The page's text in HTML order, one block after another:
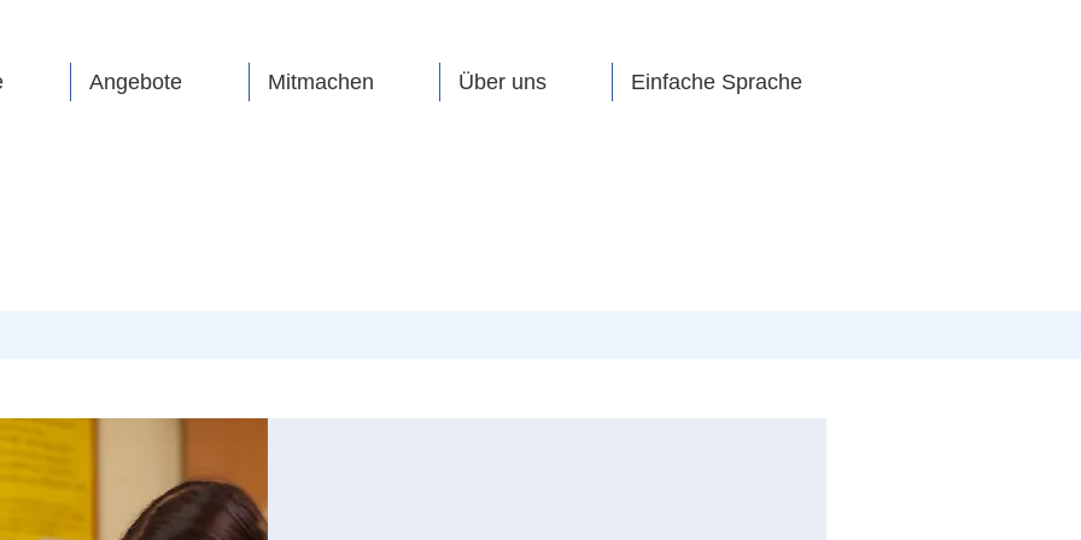
Angebote Mitmachen Über uns Einfache Sprache